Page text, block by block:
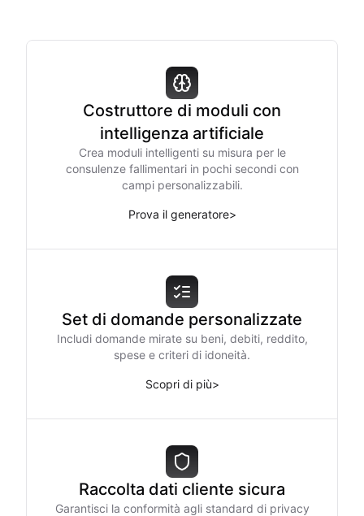
Costruttore di moduli con
intelligenza artificiale
Crea moduli intelligenti su misura per le
consulenze fallimentari in pochi secondi con
campi personalizzabili.
Prova il generatore>
Set di domande personalizzate
Includi domande mirate su beni, debiti, reddito,
spese e criteri di idoneità.
Scopri di più>
Raccolta dati cliente sicura
Garantisci la conformità agli standard di privacy